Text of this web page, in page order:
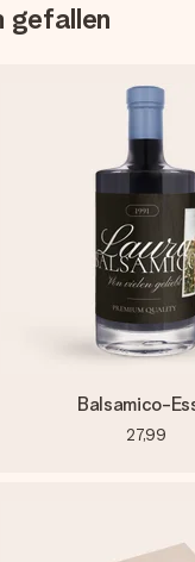
gefallen
Balsamico-
27,99